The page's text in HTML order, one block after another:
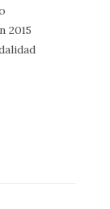
2015